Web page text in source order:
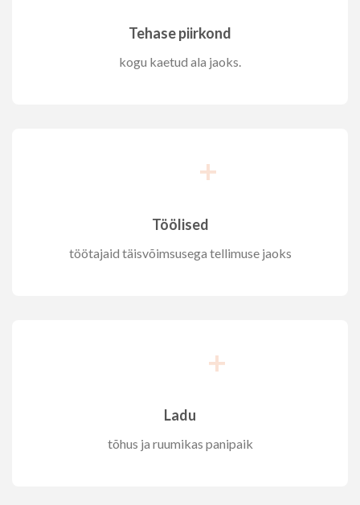
Tehase piirkond
kogu kaetud ala jaoks.
+
Töölised
töötajaid täisvõimsusega tellimuse jaoks
+
Ladu
tõhus ja ruumikas panipaik